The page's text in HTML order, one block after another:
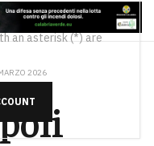
an asterisk (*) are
2026